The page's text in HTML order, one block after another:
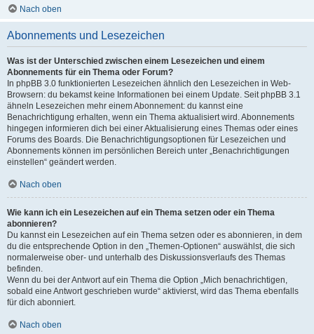
Nach oben
Abonnements und Lesezeichen
Was ist der Unterschied zwischen einem Lesezeichen und einem
Abonnements für ein Thema oder Forum?
In phpBB 3.0 funktionierten Lesezeichen ähnlich den Lesezeichen in Web-
Browsern: du bekamst keine Informationen bei einem Update. Seit phpBB 3.1
ähneln Lesezeichen mehr einem Abonnement: du kannst eine
Benachrichtigung erhalten, wenn ein Thema aktualisiert wird. Abonnements
hingegen informieren dich bei einer Aktualisierung eines Themas oder eines
Forums des Boards. Die Benachrichtigungsoptionen für Lesezeichen und
Abonnements können im persönlichen Bereich unter „Benachrichtigungen
einstellen“ geändert werden.
Nach oben
Wie kann ich ein Lesezeichen auf ein Thema setzen oder ein Thema
abonnieren?
Du kannst ein Lesezeichen auf ein Thema setzen oder es abonnieren, in dem
du die entsprechende Option in den „Themen-Optionen“ auswählst, die sich
normalerweise ober- und unterhalb des Diskussionsverlaufs des Themas
befinden.
Wenn du bei der Antwort auf ein Thema die Option „Mich benachrichtigen,
sobald eine Antwort geschrieben wurde“ aktivierst, wird das Thema ebenfalls
für dich abonniert.
Nach oben